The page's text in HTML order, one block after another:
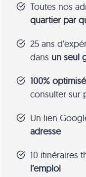
Toutes nos
quartier par
25 ans
dans un seul
100% optimisé
consulter sur
Un lien
adresse
10 itinéraires
l’emploi